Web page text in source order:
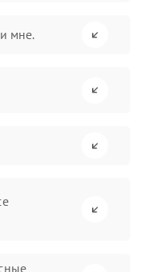
мне.